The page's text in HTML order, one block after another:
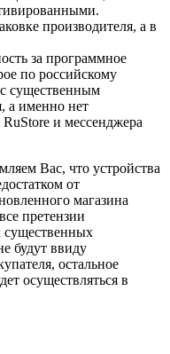
производителя, а в
за программное
по российскому
с существенным
а именно нет
и мессенджера
Вас, что устройства
от
магазина
претензии
существенных
будут ввиду
остальное
осуществляться в